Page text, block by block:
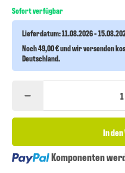
Sofort verfügbar
Lieferdatum:11.08.2026 -
Noch 49,00 € und wir versenden
Deutschland.
In
Loading...Komponenten